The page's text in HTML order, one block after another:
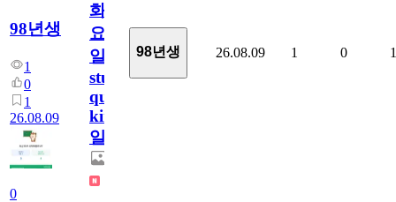
98년생
1
0
1
26.08.09
0
화
요
일/English
study
quiz
king780
일
98년생 26.08.09 1 0 1